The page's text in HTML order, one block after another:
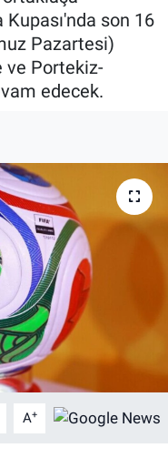
son 16
Pazartesi)
ve Portekiz-
edecek.
A+